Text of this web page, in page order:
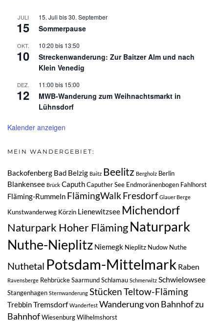
JULI
15
15. Juli bis30. September
Sommerpause
OKT.
10
10:20 bis 13:50
Streckenwanderung: Zur Baitzer Alm und nach
Klein Venedig
DEZ.
12
11:00 bis 15:00
MWB-Wanderung zum Weihnachtsmarkt in
Lühnsdorf
Kalender anzeigen
MEIN WANDERGEBIET:
Backofenberg Bad Belzig Baitz Beelitz Bergholz Berlin
Blankensee Brück CaputhCaputher See Endmoränenbogen Fahlhorst
Fläming-Rummeln FlämingWalkFresdorf Glauer Berge
Kunstwanderweg Körzin Lienewitzsee Michendorf
Naturpark Hoher FlämingNaturpark
Nuthe-Nieplitz Niemegk Nieplitz Nudow Nuthe
Nuthetal Potsdam-Mittelmark Raben
Ravensberge RehbrückeSaarmundSchlamau Schmerwitz Schwielowsee
Stangenhagen Sternwanderung StückenTeltow-Fläming
TrebbinTremsdorf Wanderfest Wanderung von Bahnhof zu
BahnhofWiesenburgWilhelmshorst